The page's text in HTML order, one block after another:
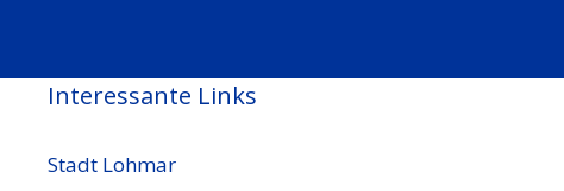
Interessante Links
Stadt Lohmar